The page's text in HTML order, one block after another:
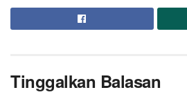
Tinggalkan Balasan